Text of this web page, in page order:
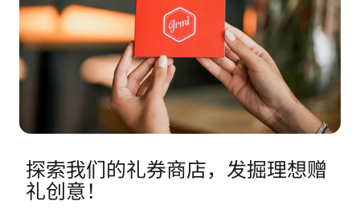
探索我们的礼券商店，发掘理想赠
礼创意！